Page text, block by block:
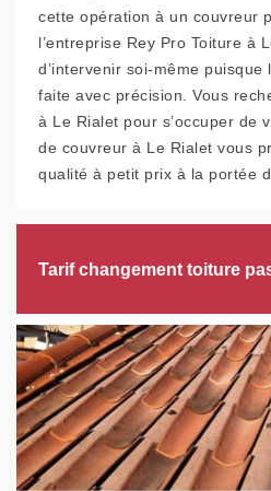
cette opération à un couvreur
l’entreprise Rey Pro Toiture à
d’intervenir soi-même puisque
faite avec précision. Vous
à Le Rialet pour s’occuper de
de couvreur à Le Rialet vous
qualité à petit prix à la portée
Tarif changement toiture